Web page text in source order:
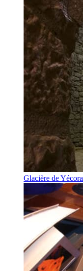
Glacière de Yécora